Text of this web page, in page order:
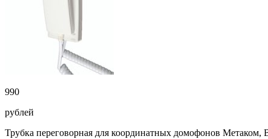
990
рублей
Трубка переговорная для координатных домофонов Метаком,